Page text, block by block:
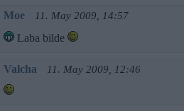
Moe 11. May 2009, 14:57
Laba bilde
Valcha 11. May 2009, 12:46